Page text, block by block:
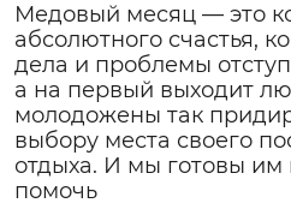
Медовый месяц — это
абсолютного счастья,
дела и проблемы
а на первый выходит
молодожены так
выбору места своего
отдыха. И мы готовы им
помочь